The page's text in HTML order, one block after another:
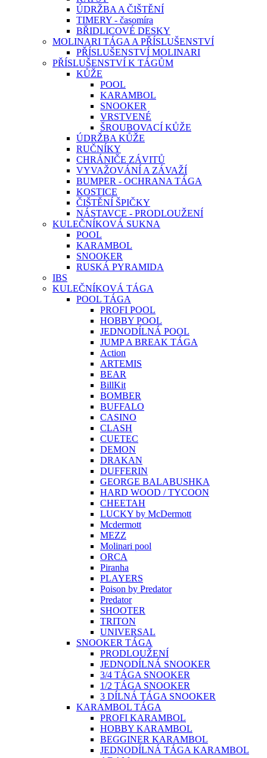
ÚDRŽBA A ČIŠTĚNÍ
TIMERY - časomíra
BŘIDLICOVÉ DESKY
MOLINARI TÁGA A PŘÍSLUŠENSTVÍ
PŘÍSLUŠENSTVÍ MOLINARI
PŘÍSLUŠENSTVÍ K TÁGŮM
KŮŽE
POOL
KARAMBOL
SNOOKER
VRSTVENÉ
ŠROUBOVACÍ KŮŽE
ÚDRŽBA KŮŽE
RUČNÍKY
CHRÁNIČE ZÁVITŮ
VYVAŽOVÁNÍ A ZÁVAŽÍ
BUMPER - OCHRANA TÁGA
KOSTICE
ČIŠTĚNÍ ŠPIČKY
NÁSTAVCE - PRODLOUŽENÍ
KULEČNÍKOVÁ SUKNA
POOL
KARAMBOL
SNOOKER
RUSKÁ PYRAMIDA
IBS
KULEČNÍKOVÁ TÁGA
POOL TÁGA
PROFI POOL
HOBBY POOL
JEDNODÍLNÁ POOL
JUMP A BREAK TÁGA
Action
ARTEMIS
BEAR
BillKit
BOMBER
BUFFALO
CASINO
CLASH
CUETEC
DEMON
DRAKAN
DUFFERIN
GEORGE BALABUSHKA
HARD WOOD / TYCOON
CHEETAH
LUCKY by McDermott
Mcdermott
MEZZ
Molinari pool
ORCA
Piranha
PLAYERS
Poison by Predator
Predator
SHOOTER
TRITON
UNIVERSAL
SNOOKER TÁGA
PRODLOUŽENÍ
JEDNODÍLNÁ SNOOKER
3/4 TÁGA SNOOKER
1/2 TÁGA SNOOKER
3 DÍLNÁ TÁGA SNOOKER
KARAMBOL TÁGA
PROFI KARAMBOL
HOBBY KARAMBOL
BEGGINER KARAMBOL
JEDNODÍLNÁ TÁGA KARAMBOL